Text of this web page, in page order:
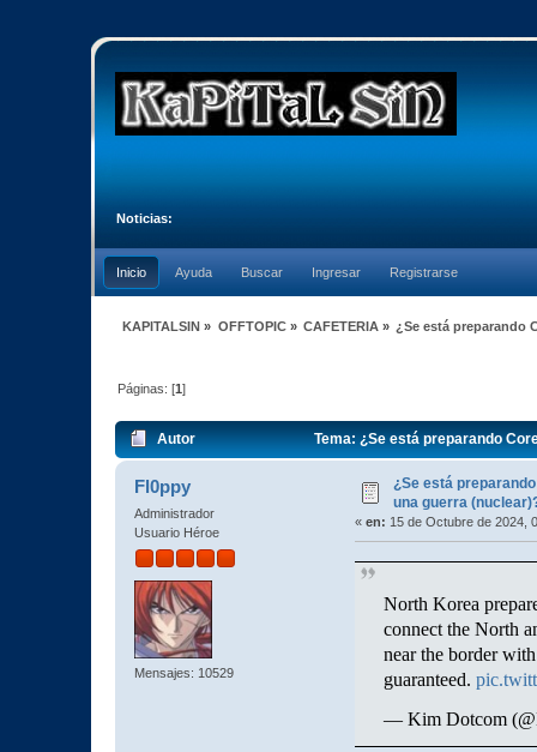
Noticias:
Inicio Ayuda Buscar Ingresar Registrarse
KAPITALSIN » OFFTOPIC» CAFETERIA» ¿Se está preparando
Páginas: [1]
Autor Tema: ¿Se está preparando
Fl0ppy
Administrador
Usuario Héroe
Mensajes: 10529
¿Se está
una guerra
« en: 15 de Octubre de 2024,
North Korea
connect the North
near the border
guaranteed.
— Kim Dotcom